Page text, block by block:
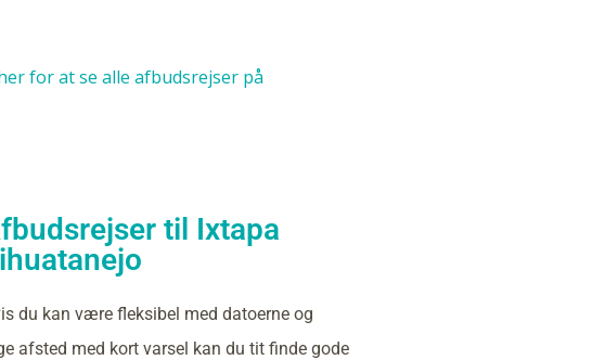
for at se alle afbudsrejser på
til Ixtapa
du kan være fleksibel med datoerne og
afsted med kort varsel kan du tit finde gode